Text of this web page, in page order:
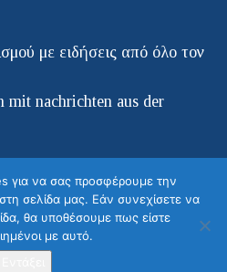
με ειδήσεις από όλο τον
mit nachrichten aus der
• Die Zeitung der
| All Rights Reserved |
για να σας προσφέρουμε την
σελίδα μας. Εάν συνεχίσετε να
θα υποθέσουμε πως είστε
με αυτό.
μήνυμα σας